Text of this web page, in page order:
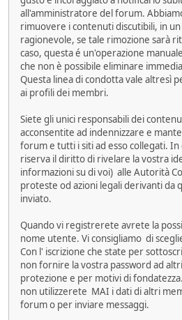
all'amministratore del forum.
rimuovere i contenuti discutibili, in
ragionevole, se tale rimozione sarà
caso, questa é un'operazione
che non è possibile eliminare
Questa linea di condotta vale altresì
ai profili dei membri.
Siete gli unici responsabili dei
acconsentite ad indennizzare e
forum e tutti i siti ad esso collegati. In
riserva il diritto di rivelare la vostra
informazioni su di voi) alle Autorità
proteste od azioni legali derivanti da
inviato.
Quando vi registrerete avrete la
nome utente. Vi consigliamo di
Con l' iscrizione che state per
non fornire la vostra password ad
protezione e per motivi di
non utilizzerete MAI i dati di altri
forum o per inviare messaggi.